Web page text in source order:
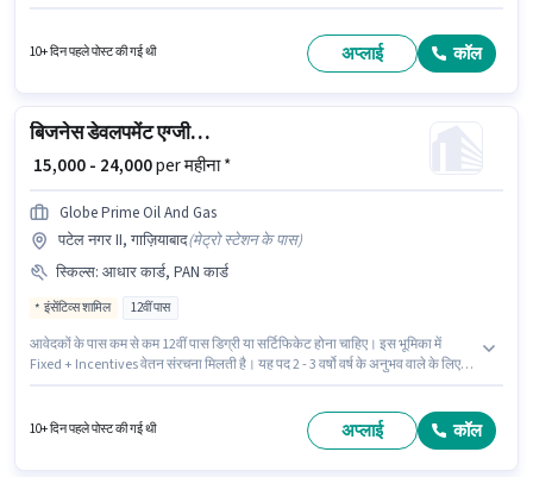
भूमिका के लिए आवेदक के पास SEO, Google AdWords, डिजिटल कैंपेन, सोशल मीडिया
10+ दिन पहले पोस्ट की गई थी अप्लाई कॉल
बिजनेस डेवलपमेंट एग्जीक्यूटिव
₹ 15,000 - 24,000per महीना *
Globe Prime Oil And Gas
पटेल नगर II, गाज़ियाबाद(मेट्रो स्टेशन के पास)
स्किल्स: आधार कार्ड, PAN कार्ड
इंसेंटिव्स शामिल 12वीं पास
आवेदकों के पास कम से कम 12वीं पास डिग्री या सर्टिफिकेट होना चाहिए। इस भूमिका में
Fixed + Incentives वेतन संरचना मिलती है। यह पद 2 - 3 वर्षो वर्ष के अनुभव वाले के लिए
डेवलपमेंट श्रेणी में बिजनेस डेवलपमेंट एग्जीक्यूटिव के रूप में जुड़ें। यह वैकेंसी पटेल नगर II,
10+ दिन पहले पोस्ट की गई थी अप्लाई कॉल